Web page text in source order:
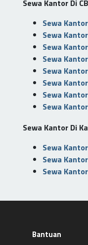
Sewa Kantor Di
Sewa
Sewa
Sewa
Sewa
Sewa
Sewa
Sewa
Sewa
Sewa Kantor Di
Sewa
Sewa
Sewa
Bantuan